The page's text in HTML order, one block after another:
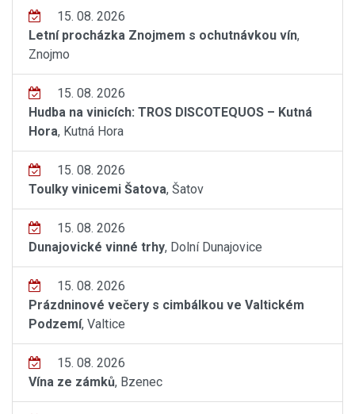
15. 08. 2026
Letní procházka Znojmem s ochutnávkou vín,
Znojmo
15. 08. 2026
Hudba na vinicích: TROS DISCOTEQUOS – Kutná
Hora, Kutná Hora
15. 08. 2026
Toulky vinicemi Šatova, Šatov
15. 08. 2026
Dunajovické vinné trhy, Dolní Dunajovice
15. 08. 2026
Prázdninové večery s cimbálkou ve Valtickém
Podzemí, Valtice
15. 08. 2026
Vína ze zámků, Bzenec